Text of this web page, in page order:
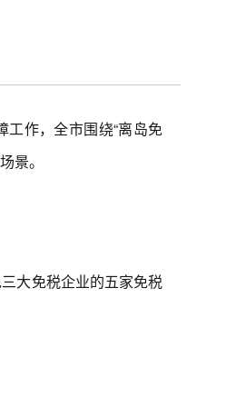
作，全市围绕“离岛免
景。
大免税企业的五家免税